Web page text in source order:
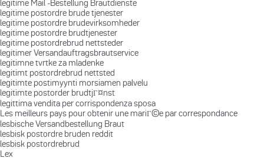
legitime Mail -Bestellung Brautdienste
legitime postordre brude tjenester
legitime postordre brudevirksomheder
legitime postordre brudtjenester
legitime postordrebrud nettsteder
legitimer Versandauftragsbrautservice
legitimne tvrtke za mladenke
legitimt postordrebrud nettsted
legitimte postimyynti morsiamen palvelu
legitimte postorder brudtjГ¤nst
legittima vendita per corrispondenza sposa
Les meilleurs pays pour obtenir une mariГ©e par correspondance
lesbische Versandbestellung Braut
lesbisk postordre bruden reddit
lesbisk postordrebrud
Lex